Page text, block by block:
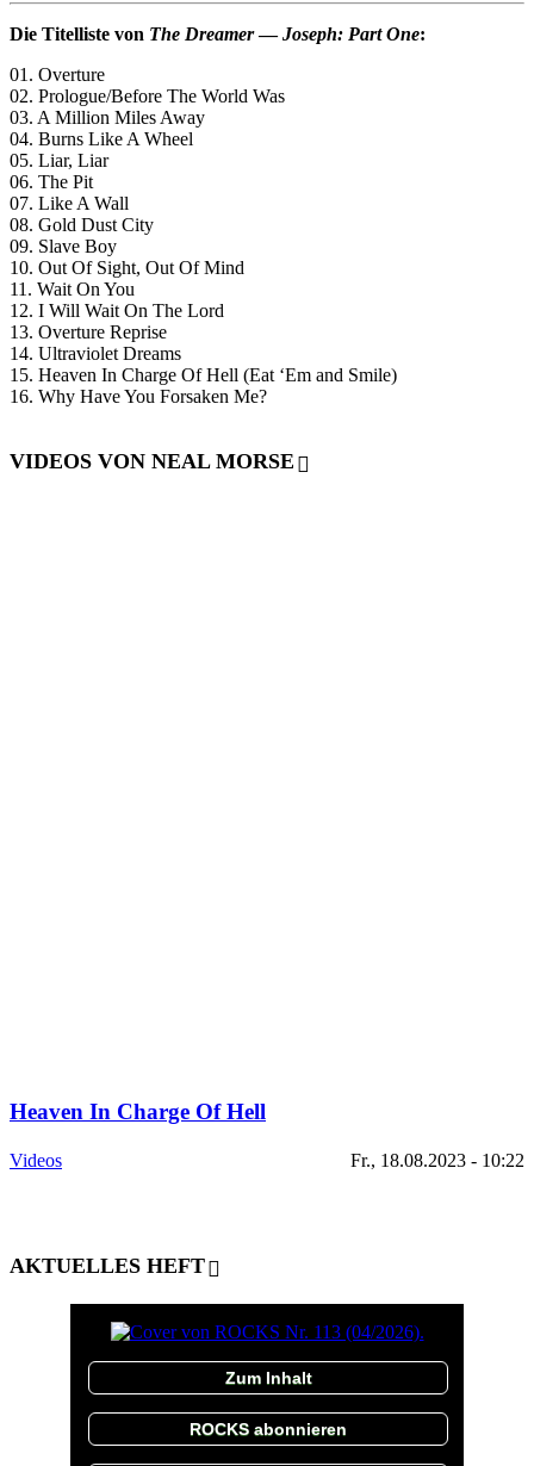
Die Titelliste von The Dreamer—Joseph: Part One:
01. Overture
02. Prologue/Before The World Was
03. A Million Miles Away
04. Burns Like A Wheel
05. Liar, Liar
06. The Pit
07. Like A Wall
08. Gold Dust City
09. Slave Boy
10. Out Of Sight, Out Of Mind
11. Wait On You
12. I Will Wait On The Lord
13. Overture Reprise
14. Ultraviolet Dreams
15. Heaven In Charge Of Hell (Eat ‘Em and Smile)
16. Why Have You Forsaken Me?
VIDEOS VON NEAL MORSE
Heaven In Charge Of Hell
Videos Fr., 18.08.2023 - 10:22
AKTUELLES HEFT
Zum Inhalt
ROCKS abonnieren